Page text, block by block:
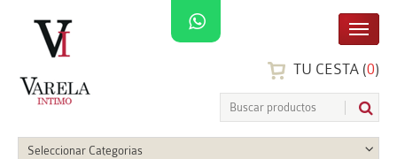
TU CESTA (0)
Seleccionar Categorias